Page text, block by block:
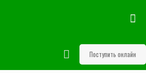
Поступить онлайн